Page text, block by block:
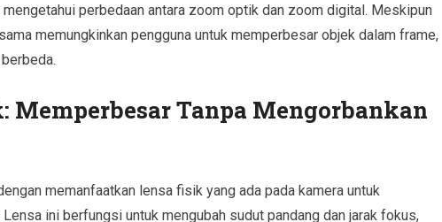
perbedaan antara zoom optik dan zoom digital. Meskipun
memungkinkan pengguna untuk memperbesar objek dalam frame,
Memperbesar Tanpa Mengorbankan
memanfaatkan lensa fisik yang ada pada kamera untuk
ini berfungsi untuk mengubah sudut pandang dan jarak fokus,